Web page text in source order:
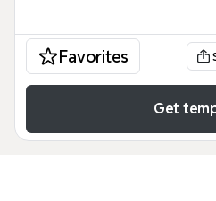
Favorites
Get